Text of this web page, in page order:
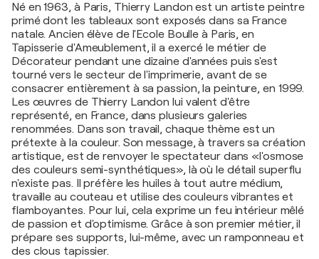
Né en 1963, à Paris, Thierry Landon est un artiste peintre
primé dont les tableaux sont exposés dans sa France
natale. Ancien élève de l'Ecole Boulle à Paris, en
Tapisserie d'Ameublement, il a exercé le métier de
Décorateur pendant une dizaine d'années puis s'est
tourné vers le secteur de l'imprimerie, avant de se
consacrer entièrement à sa passion, la peinture, en 1999.
Les œuvres de Thierry Landon lui valent d'être
représenté, en France, dans plusieurs galeries
renommées. Dans son travail, chaque thème est un
prétexte à la couleur. Son message, à travers sa création
artistique, est de renvoyer le spectateur dans «l'osmose
des couleurs semi-synthétiques», là où le détail superflu
n'existe pas. Il préfère les huiles à tout autre médium,
travaille au couteau et utilise des couleurs vibrantes et
flamboyantes. Pour lui, cela exprime un feu intérieur mêlé
de passion et d'optimisme. Grâce à son premier métier, il
prépare ses supports, lui-même, avec un ramponneau et
des clous tapissier.